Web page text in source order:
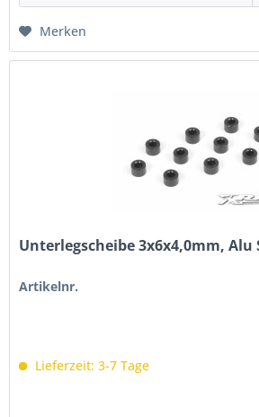
Merken
Unterlegscheibe 3x6x4,0mm, Alu
Artikelnr.
Lieferzeit: 3-7 Tage